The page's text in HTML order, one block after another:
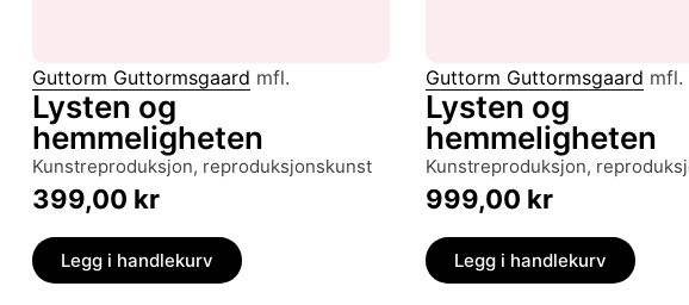
Guttorm Guttormsgaard mfl.
Lysten og
hemmeligheten
kunstreproduksjon, reproduksjonskunst
399,00 kr
Legg i handlekurv
Guttorm Guttormsgaard mfl.
Lysten og
hemmeligheten
kunstreproduksjon,
999,00 kr
Legg i handlekurv